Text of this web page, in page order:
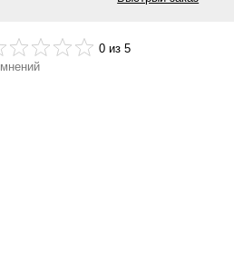
0 из 5
мнений